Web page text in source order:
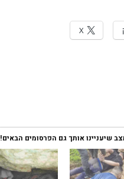
X
שיעניינו אותך גם הפרסומים הבאים!